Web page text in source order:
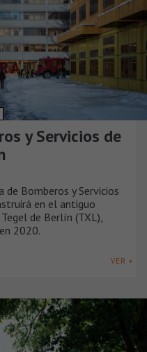
y Servicios de
de Bomberos y Servicios
en el antiguo
de Berlín (TXL),
2020.
VER +